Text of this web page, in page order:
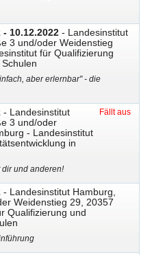
- 10.12.2022 - Landesinstitut
3 und/oder Weidenstieg
für Qualifizierung
aber erlernbar" - die
- Landesinstitut
3 und/oder
- Landesinstitut
in
Fällt aus
dir und anderen!
- Landesinstitut Hamburg,
Weidenstieg 29, 20357
Qualifizierung und